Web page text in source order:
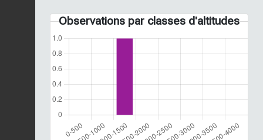
Observations par classes d'altitudes